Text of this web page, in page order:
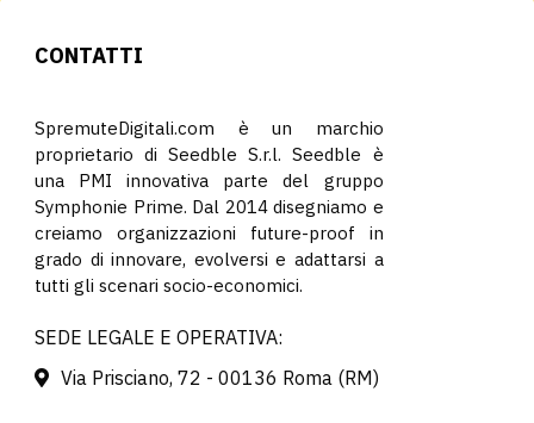
CONTATTI
SpremuteDigitali.com è un marchio
proprietario di Seedble S.r.l. Seedble è
una PMI innovativa parte del gruppo
Symphonie Prime. Dal 2014 disegniamo e
creiamo organizzazioni future-proof in
grado di innovare, evolversi e adattarsi a
tutti gli scenari socio-economici.
SEDE LEGALE E OPERATIVA:
Via Prisciano, 72 - 00136 Roma (RM)